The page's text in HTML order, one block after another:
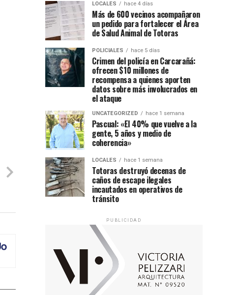
LOCALES hace 4 días
Más de 600 vecinos acompañaron
un pedido para fortalecer el Área
de Salud Animal de Totoras
POLICIALES hace 5 días
Crimen del policía en Carcarañá:
ofrecen $10 millones de
recompensa a quienes aporten
datos sobre más involucrados en
el ataque
UNCATEGORIZED hace 1 semana
Pascual: «El 40% que vuelve a la
gente, 5 años y medio de
coherencia»
LOCALES hace 1 semana
Totoras destruyó decenas de
caños de escape ilegales
incautados en operativos de
tránsito
PUBLICIDAD